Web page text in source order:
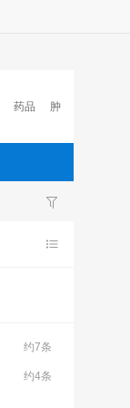
药品 肿
心脑血管疾
约7条
约4条